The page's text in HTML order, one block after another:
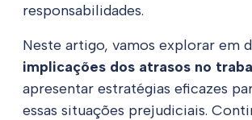
responsabilidades.
Neste artigo, vamos explorar em
implicações dos atrasos no
apresentar estratégias eficazes
essas situações prejudiciais.